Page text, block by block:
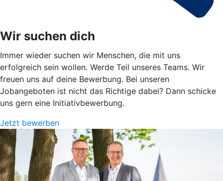
Wir suchen dich
Immer wieder suchen wir Menschen, die mit uns
erfolgreich sein wollen. Werde Teil unseres Teams. Wir
freuen uns auf deine Bewerbung. Bei unseren
Jobangeboten ist nicht das Richtige dabei? Dann schicke
uns gern eine Initiativbewerbung.
Jetzt bewerben